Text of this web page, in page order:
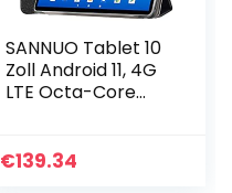
SANNUO Tablet 10
Zoll Android 11, 4G
LTE Octa-Core
2MP Cameras,2.5D
€139.34